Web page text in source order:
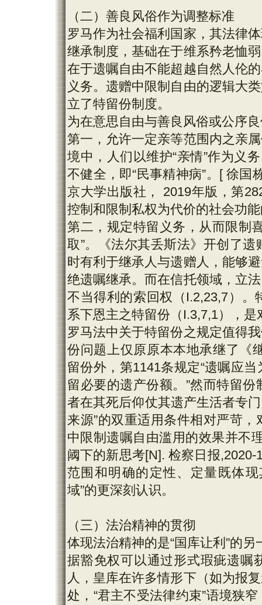
（二）善良风俗作为调整标准
罗马作为社会福利国家，其法律
继承制度，基础在于维系矜老恤
在于遗嘱自由不能超越自然人伦
义务。遗赠中限制自由的逻辑大
立了特留份制度。
为在意思自由与善良风俗或公序
第一，允许一定亲等范围内之亲
境中，人们以维护“亲情”作为义
不健全，即“民事精神病”。[ 徐
京大学出版社， 2019年版，第
控制和限制私权为代价的社会功
第二，规定特留义务，从而限制
取”。《法尔其丢斯法》开创了
时有利于继承人与遗赠人，能够
绝遗嘱继承。而在信托领域，立
不当得利的索回权（I.2,23,7）
系下恩主之特留份（I.3,7,1），
罗马法中关于特留份之规定值得
份问题上仅原原本本地承继了《
留份外，第1141条规定“遗嘱应
留必要的遗产份额。”然而特留
者在其死后仰仗其遗产生活者专
来源”的双重适用条件相对严苛
中限制遗嘱自由滥用的效果并不
阈下的新思考[N]. 检察日报
范围和明确的定性、定量既体
域”的更深刻认识。
（三）法治精神的贯彻
体现法治精神的是“国库让利”的
据豁免权可以通过形式瑕疵遗嘱
人，皇库在许多情形下（如为报
处，“君主不受法律约束”语境狭